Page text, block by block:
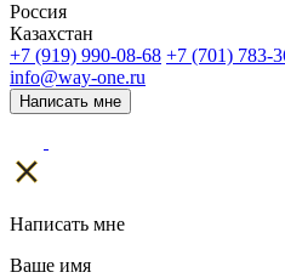
Россия
Казахстан
+7 (919) 990-08-68 +7 (701) 783-
info@way-one.ru
Написать мне
Написать мне
Ваше имя